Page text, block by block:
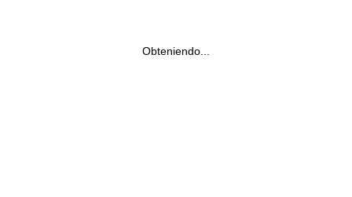
Obteniendo...